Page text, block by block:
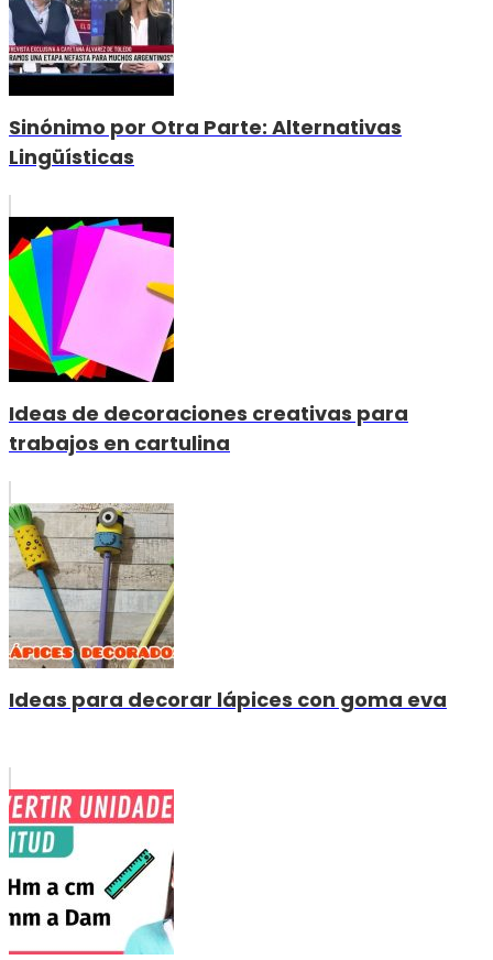
Sinónimo por Otra Parte: Alternativas
Lingüísticas
Ideas de decoraciones creativas para
trabajos en cartulina
Ideas para decorar lápices con goma eva